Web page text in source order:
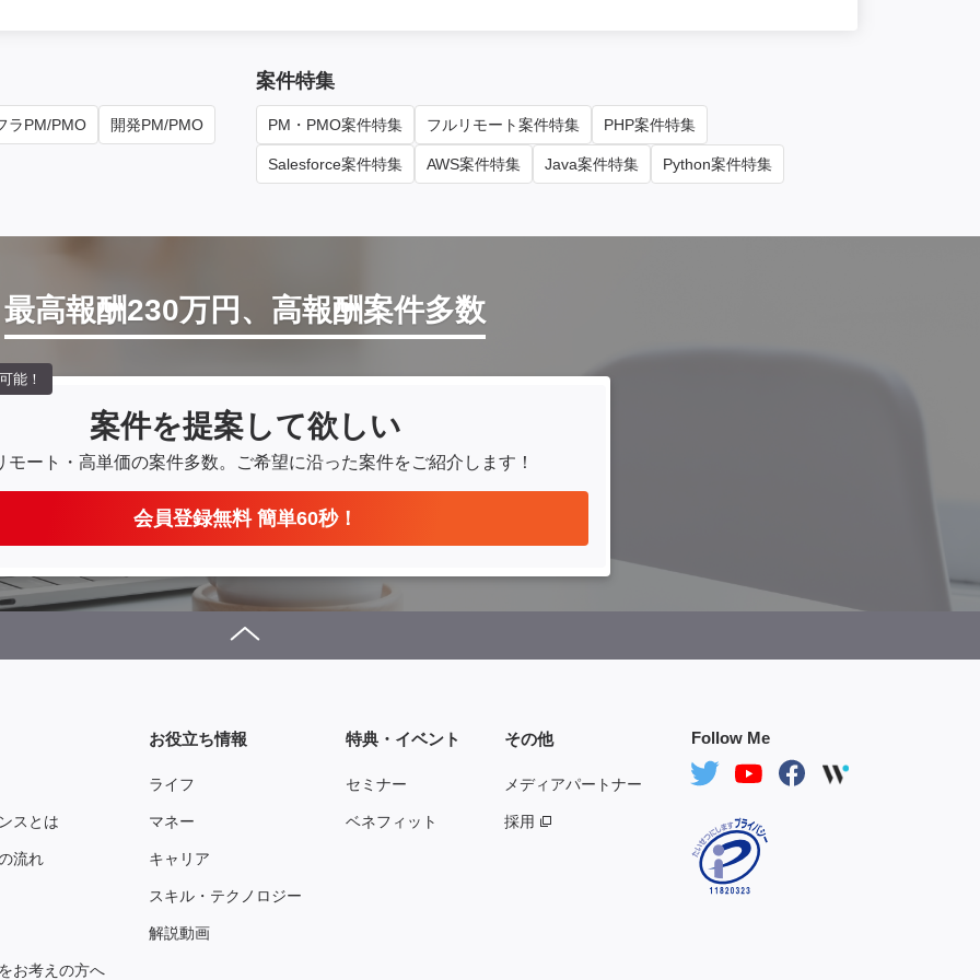
ラPM/PMO 開発PM/PMO
案件特集
PM・PMO案件特集 フルリモート案件特集 PHP案件特集
Salesforce案件特集 AWS案件特集 Java案件特集 Python案件特集
最高報酬230万円、高報酬案件多数
案件を提案して欲しい
モート・高単価の案件多数。 ご希望に沿った案件をご紹介します！
会員登録無料 簡単60秒！
能！
Follow Me
スとは
流れ
お考えの方へ
お役立ち情報
ライフ
マネー
キャリア
スキル・テクノロジー
解説動画
特典・イベント
セミナー
ベネフィット
その他
メディアパートナー
採用